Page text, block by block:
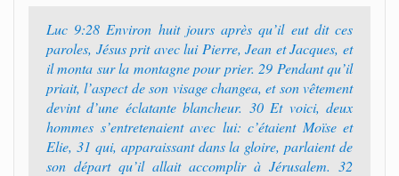
Luc 9:28 Environ huit jours après qu’il eut dit ces
paroles, Jésus prit avec lui Pierre, Jean et Jacques, et
il monta sur la montagne pour prier. 29 Pendant qu’il
priait, l’aspect de son visage changea, et son vêtement
devint d’une éclatante blancheur. 30 Et voici, deux
hommes s’entretenaient avec lui: c’étaient Moïse et
Elie, 31 qui, apparaissant dans la gloire, parlaient de
son départ qu’il allait accomplir à Jérusalem. 32